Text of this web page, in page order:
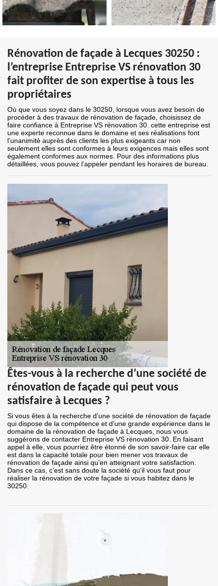
Rénovation de façade à Lecques 30250 :
l’entreprise Entreprise VS rénovation 30
fait profiter de son expertise à tous les
propriétaires
Où que vous soyez dans le 30250, lorsque vous avez besoin de
procéder à des travaux de rénovation de façade, choisissez de
faire confiance à Entreprise VS rénovation 30. cette entreprise est
une experte reconnue dans le domaine et ses réalisations font
l’unanimité auprès des clients les plus exigeants car non
seulement elles sont conformes à leurs exigences mais elles sont
également conformes aux normes. Pour des informations plus
détaillées, vous pouvez l’appeler pendant les horaires de bureau.
Êtes-vous à la recherche d’une société de
rénovation de façade qui peut vous
satisfaire à Lecques ?
Si vous êtes à la recherche d’une société de rénovation de façade
qui dispose de la compétence et d’une grande expérience dans le
domaine de la rénovation de façade à Lecques, nous vous
suggérons de contacter Entreprise VS rénovation 30. En faisant
appel à elle, vous pourriez être étonné de son savoir-faire car elle
est dans la capacité totale pour bien mener vos travaux de
rénovation de façade ainsi qu’en atteignant votre satisfaction.
Dans ce cas, c’est sans doute la société qu’il vous faut pour
réaliser la rénovation de votre façade si vous habitez dans le
30250.